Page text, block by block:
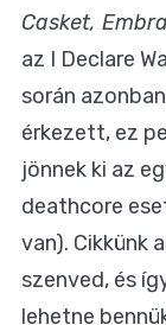
Casket,
az I Declare
során
érkezett, ez
jönnek ki az
deathcore
van). Cikkünk
szenved, és
lehetne